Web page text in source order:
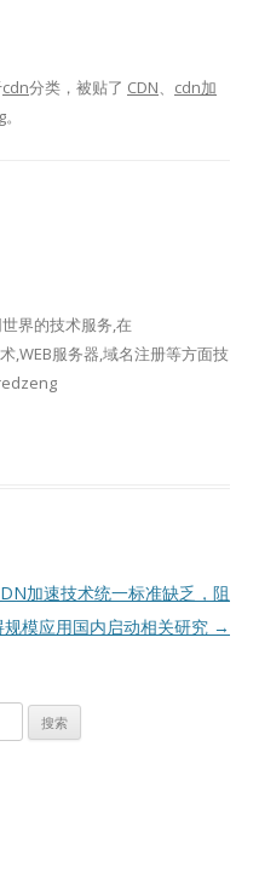
cdn分类，被贴了 CDN、 cdn加
。
界的技术服务,在
,WEB服务器,域名注册等方面技
加速技术统一标准缺乏，阻
规模应用国内启动相关研究 →